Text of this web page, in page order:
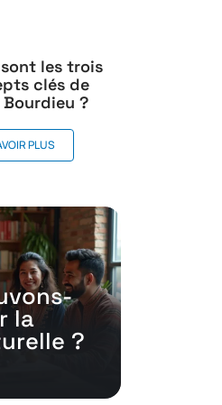
sont les trois
clés de
Bourdieu ?
PLUS
la
?